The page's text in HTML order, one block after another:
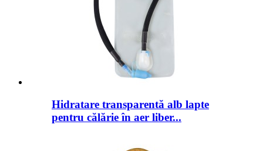
Hidratare transparentă alb lapte
pentru călărie în aer liber...